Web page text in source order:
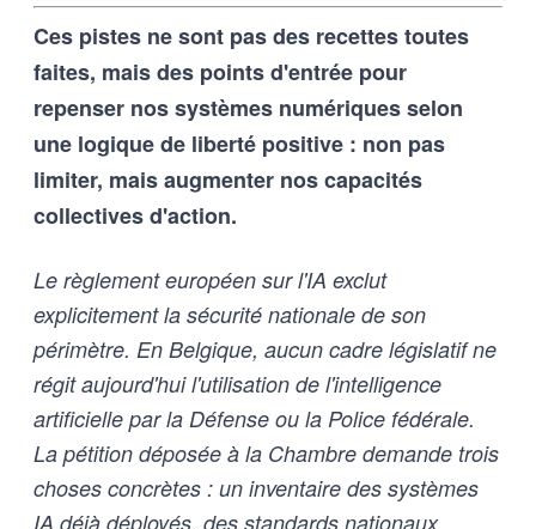
techniques, imposées tant aux
outils d’intelligence artificielle
et vice-versa
Ces pistes ne sont pas des recettes toutes
faites, mais des points d'entrée pour
repenser nos systèmes numériques selon
une logique de liberté positive : non pas
limiter, mais augmenter nos capacités
collectives d'action.
Le règlement européen sur l'IA exclut
explicitement la sécurité nationale de son
périmètre. En Belgique, aucun cadre législatif ne
régit aujourd'hui l'utilisation de l'intelligence
artificielle par la Défense ou la Police fédérale.
La pétition déposée à la Chambre demande trois
choses concrètes : un inventaire des systèmes
IA déjà déployés, des standards nationaux